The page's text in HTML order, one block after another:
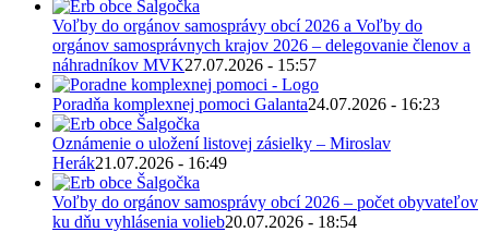
Voľby do orgánov samosprávy obcí 2026 a Voľby do
orgánov samosprávnych krajov 2026 – delegovanie členov a
náhradníkov MVK27.07.2026 - 15:57
Poradňa komplexnej pomoci Galanta24.07.2026 - 16:23
Oznámenie o uložení listovej zásielky – Miroslav
Herák21.07.2026 - 16:49
Voľby do orgánov samosprávy obcí 2026 – počet obyvateľov
ku dňu vyhlásenia volieb20.07.2026 - 18:54